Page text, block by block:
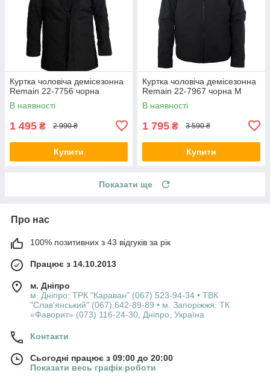
Куртка чоловіча демісезонна
Remain 22-7756 чорна
В наявності
1 495 ₴ 2 990 ₴
Купити
Куртка чоловіча демісезонна
Remain 22-7967 чорна M
В наявності
1 795 ₴ 3 590 ₴
Купити
Показати ще
Про нас
100% позитивних з 43 відгуків за рік
Працює з 14.10.2013
м. Дніпро
м. Дніпро: ТРК "Караван" (067) 523-94-34 • ТВК
"Слав'янський" (067) 642-89-89 • м. Запоріжжя: ТК
«Фаворит» (073) 116-24-30, Дніпро, Україна
Контакти
Сьогодні працює з 09:00 до 20:00
Показати весь графік роботи